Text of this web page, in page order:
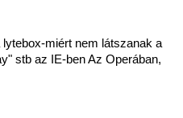
miért nem látszanak a
stb az IE-ben Az Operában,